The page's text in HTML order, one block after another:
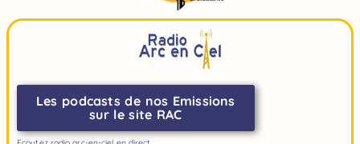
Les podcasts de nos Emissions
sur le site RAC